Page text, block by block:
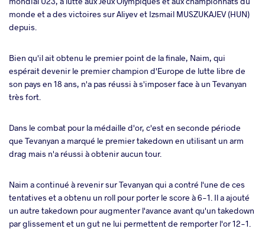
monde et a des victoires sur Aliyev et Izsmail MUSZUKAJEV (HUN)
depuis.
Bien qu'il ait obtenu le premier point de la finale, Naim, qui
espérait devenir le premier champion d'Europe de lutte libre de
son pays en 18 ans, n'a pas réussi à s'imposer face à un Tevanyan
très fort.
Dans le combat pour la médaille d'or, c'est en seconde période
que Tevanyan a marqué le premier takedown en utilisant un arm
drag mais n'a réussi à obtenir aucun tour.
Naim a continué à revenir sur Tevanyan qui a contré l'une de ces
tentatives et a obtenu un roll pour porter le score à 6-1. Il a ajouté
un autre takedown pour augmenter l'avance avant qu'un takedown
par glissement et un gut ne lui permettent de remporter l'or 12-1.